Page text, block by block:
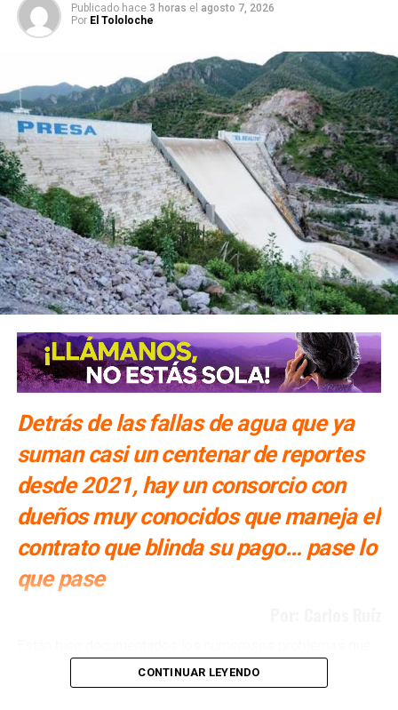
NO TE PIERDAS
#BorregoGate | Vania Moreno deja su lugar como
directora de los Parques Tangamanga
Publicado hace 3 horas el agosto 7, 2026
Por El Tololoche
Detrás de las fallas de agua que ya
suman casi un centenar de reportes
desde 2021, hay un consorcio con
dueños muy conocidos que maneja el
contrato que blinda su pago… pase lo
que pase
ha tenido San Luis Potosí con la Presa El Realito, un
proyecto diseñado para surtir de agua a alrededor de 46
CONTINUAR LEYENDO